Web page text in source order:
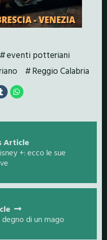
eventi potteriani
Reggio Calabria
Article
+: ecco le sue
di un mago